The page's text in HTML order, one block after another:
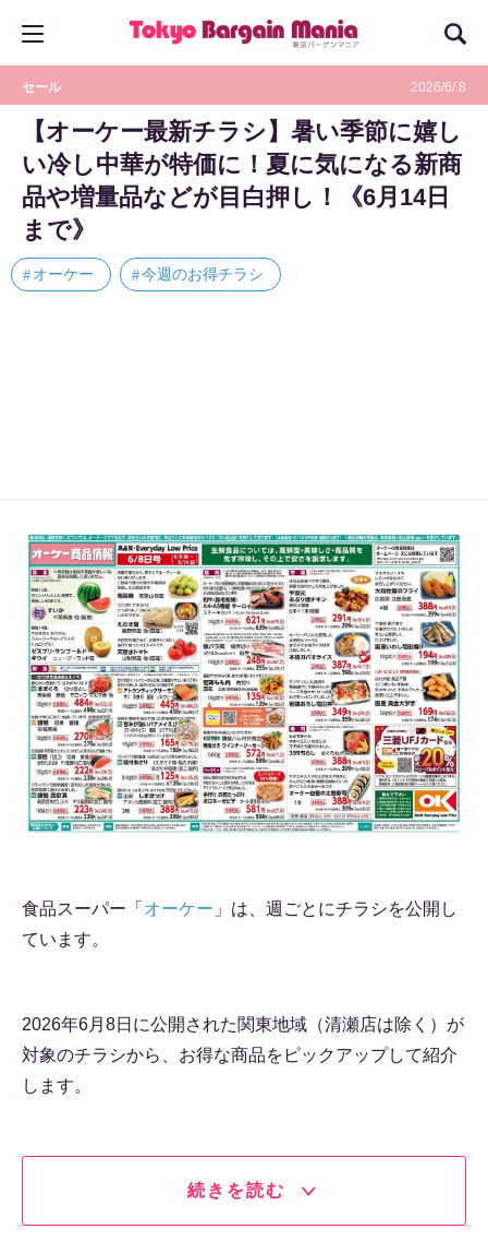
セール 2026/6/ 8
【オーケー最新チラシ】暑い季節に嬉し
い冷し中華が特価に！夏に気になる新商
品や増量品などが目白押し！《6月14日
まで》
オーケー 今週のお得チラシ
食品スーパー「 オーケー 」は、週ごとにチラシを公開し
ています。
2026年6月8日に公開された関東地域（清瀬店は除く）が
対象のチラシから、お得な商品をピックアップして紹介
します。
続きを読む